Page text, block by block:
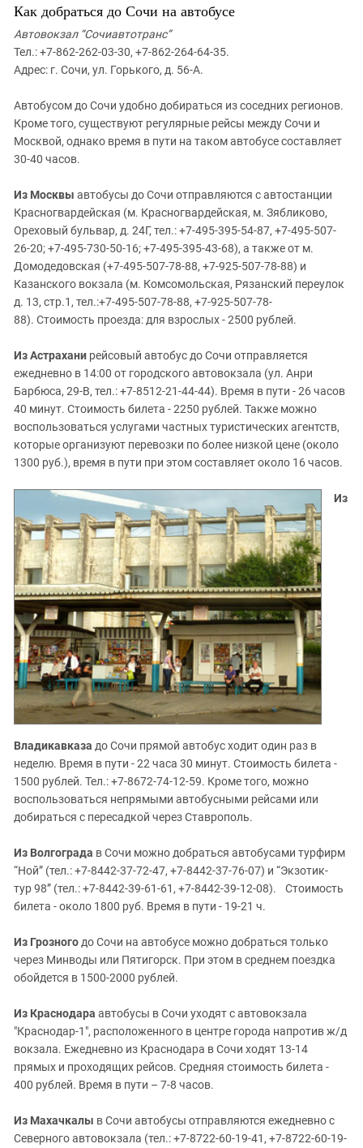
Как добраться до Сочи на автобусе
Автовокзал “Сочиавтотранс”
Тел.: +7-862-262-03-30, +7-862-264-64-35.
Адрес: г. Сочи, ул. Горького, д. 56-А.
Автобусом до Сочи удобно добираться из соседних регионов.
Кроме того, существуют регулярные рейсы между Сочи и
Москвой, однако время в пути на таком автобусе составляет
30-40 часов.
Из Москвы автобусы до Сочи отправляются с автостанции
Красногвардейская (м. Красногвардейская, м. Зябликово,
Ореховый бульвар, д. 24Г, тел.: +7-495-395-54-87, +7-495-507-
26-20; +7-495-730-50-16; +7-495-395-43-68), а также от м.
Домодедовская (+7-495-507-78-88, +7-925-507-78-88) и
Казанского вокзала (м. Комсомольская, Рязанский переулок
д. 13, стр.1, тел.:+7-495-507-78-88, +7-925-507-78-
88). Стоимость проезда: для взрослых - 2500 рублей.
Из Астрахани рейсовый автобус до Сочи отправляется
ежедневно в 14:00 от городского автовокзала (ул. Анри
Барбюса, 29-В, тел.: +7-8512-21-44-44). Время в пути - 26 часов
40 минут. Стоимость билета - 2250 рублей. Также можно
воспользоваться услугами частных туристических агентств,
которые организуют перевозки по более низкой цене (около
1300 руб.), время в пути при этом составляет около 16 часов.
Из
Владикавказа до Сочи прямой автобус ходит один раз в
неделю. Время в пути - 22 часа 30 минут. Стоимость билета -
1500 рублей. Тел.: +7-8672-74-12-59. Кроме того, можно
воспользоваться непрямыми автобусными рейсами или
добираться с пересадкой через Ставрополь.
Из Волгограда в Сочи можно добраться автобусами турфирм
“Ной” (тел.: +7-8442-37-72-47, +7-8442-37-76-07) и “Экзотик-
тур 98” (тел.: +7-8442-39-61-61, +7-8442-39-12-08). Стоимость
билета - около 1800 руб. Время в пути - 19-21 ч.
Из Грозного до Сочи на автобусе можно добраться только
через Минводы или Пятигорск. При этом в среднем поездка
обойдется в 1500-2000 рублей.
Из Краснодара автобусы в Сочи уходят с автовокзала
"Краснодар-1", расположенного в центре города напротив ж/д
вокзала. Ежедневно из Краснодара в Сочи ходят 13-14
прямых и проходящих рейсов. Средняя стоимость билета -
400 рублей. Время в пути – 7-8 часов.
Из Махачкалы в Сочи автобусы отправляются ежедневно с
Северного автовокзала (тел.: +7-8722-60-19-41, +7-8722-60-19-